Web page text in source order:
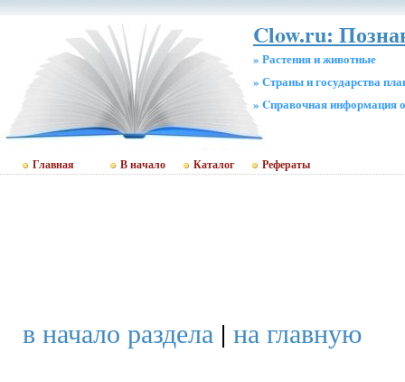
Clow.ru:
» Растения и животные
» Страны и государства
» Cправочная информация
Главная В начало Каталог Рефераты
в начало раздела | на главную